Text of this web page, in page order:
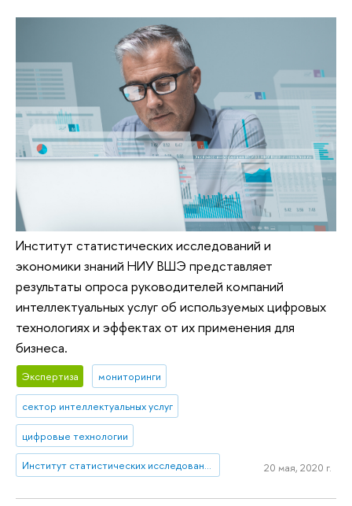
Институт статистических исследований и
экономики знаний НИУ ВШЭ представляет
результаты опроса руководителей компаний
интеллектуальных услуг об используемых цифровых
технологиях и эффектах от их применения для
бизнеса.
Экспертиза мониторинги
сектор интеллектуальных услуг
цифровые технологии
Институт статистических исследований и экономики знаний 20 мая, 2020 г.